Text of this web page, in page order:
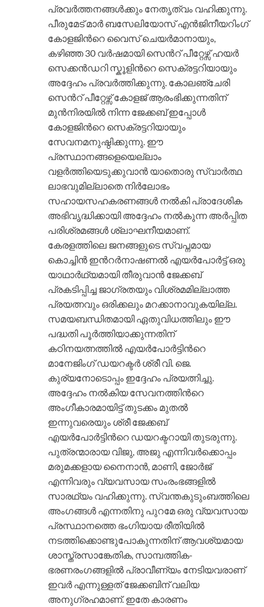
പ്രവര്‍ത്തനങ്ങള്‍ക്കും നേതൃത്വം വഹിക്കുന്നു.
പീരുമേട് മാര്‍ ബസേലിയോസ് എന്‍ജിനീയറിംഗ്
കോളജിന്‍റെ വൈസ് ചെയര്‍മാനായും,
കഴിഞ്ഞ 30 വര്‍ഷമായി സെന്‍റ് പീറ്റേഴ്സ് ഹയര്‍
സെക്കന്‍ഡറി സ്കൂളിന്‍റെ സെക്രട്ടറിയായും
അദ്ദേഹം പ്രവര്‍ത്തിക്കുന്നു. കോലഞ്ചേരി
സെന്‍റ് പീറ്റേഴ്സ് കോളജ് ആരംഭിക്കുന്നതിന്
മുന്‍നിരയില്‍ നിന്ന ജേക്കബ് ഇപ്പോള്‍
കോളജിന്‍റെ സെക്രട്ടറിയായും
സേവനമനുഷ്ഠിക്കുന്നു. ഈ
പ്രസ്ഥാനങ്ങളെയെല്ലാം
വളര്‍ത്തിയെടുക്കുവാന്‍ യാതൊരു സ്വാര്‍ത്ഥ
ലാഭവുമില്ലാതെ നിര്‍ലോഭം
സഹായസഹകരണങ്ങള്‍ നല്‍കി പ്രാദേശിക
അഭിവൃദ്ധിക്കായി അദ്ദേഹം നല്‍കുന്ന അര്‍പ്പിത
പരിശ്രമങ്ങള്‍ ശ്ലാഘനീയമാണ്.
കേരളത്തിലെ ജനങ്ങളുടെ സ്വപ്നമായ
കൊച്ചിന്‍ ഇന്‍റര്‍നാഷണല്‍ എയര്‍പോര്‍ട്ട് ഒരു
യാഥാര്‍ഥ്യമായി തീരുവാന്‍ ജേക്കബ്
പ്രകടിപ്പിച്ച ജാഗ്രതയും വിശ്രമമില്ലാത്ത
പ്രയത്നവും ഒരിക്കലും മറക്കാനാവുകയില്ല.
സമയബന്ധിതമായി ഏതുവിധത്തിലും ഈ
പദ്ധതി പൂര്‍ത്തിയാക്കുന്നതിന്
കഠിനയത്നത്തില്‍ എയര്‍പോര്‍ട്ടിന്‍റെ
മാനേജിംഗ് ഡയറക്ടര്‍ ശ്രീ വി. ജെ.
കുര്യനോടൊപ്പം ഇദ്ദേഹം പ്രയത്നിച്ചു.
അദ്ദേഹം നല്‍കിയ സേവനത്തിന്‍റെ
അംഗീകാരമായിട്ട് തുടക്കം മുതല്‍
ഇന്നുവരെയും ശ്രീ ജേക്കബ്
എയര്‍പോര്‍ട്ടിന്‍റെ ഡയറക്ടറായി തുടരുന്നു.
പുത്രന്മാരായ വിജു, അജു എന്നിവര്‍ക്കൊപ്പം
മരുമക്കളായ നൈനാന്‍, മാണി, ജോര്‍ജ്
എന്നിവരും വ്യവസായ സംരംഭങ്ങളില്‍
സാരഥ്യം വഹിക്കുന്നു. സ്വന്തകുടുംബത്തിലെ
അംഗങ്ങള്‍ എന്നതിനു പുറമേ ഒരു വ്യവസായ
പ്രസ്ഥാനത്തെ ഭംഗിയായ രീതിയില്‍
നടത്തിക്കൊണ്ടുപോകുന്നതിന് ആവശ്യമായ
ശാസ്ത്രസാങ്കേതിക, സാമ്പത്തിക-
ഭരണരംഗങ്ങളില്‍ പ്രാവീണ്യം നേടിയവരാണ്
ഇവര്‍ എന്നുള്ളത് ജേക്കബിന് വലിയ
അനുഗ്രഹമാണ്. ഇതേ കാരണം